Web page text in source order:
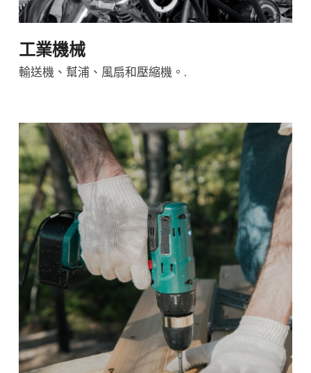
工業機械
輸送機、幫浦、風扇和壓縮機。.